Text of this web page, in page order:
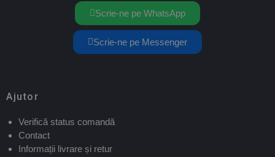
Scrie-ne pe WhatsApp
Scrie-ne pe Messenger
Ajutor
Verifică status comandă
Contact
Informații livrare și retur